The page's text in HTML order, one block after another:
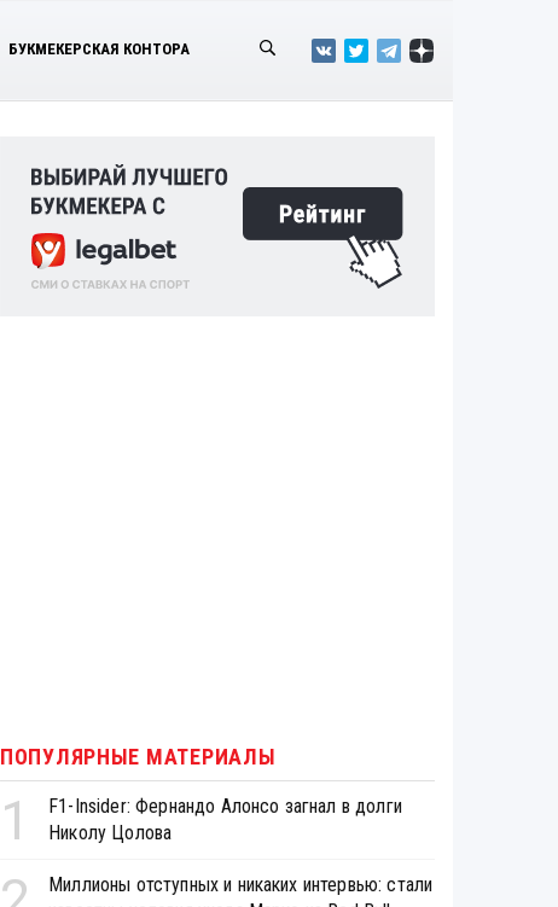
БУКМЕКЕРСКАЯ КОНТОРА
ПОПУЛЯРНЫЕ МАТЕРИАЛЫ
1
F1-Insider: Фернандо Алонсо загнал в долги
Николу Цолова
Миллионы отступных и никаких интервью: стали